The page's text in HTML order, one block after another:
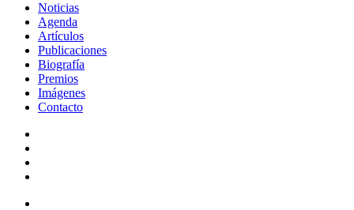
Noticias
Agenda
Artículos
Publicaciones
Biografía
Premios
Imágenes
Contacto